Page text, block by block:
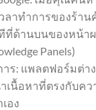
ลาทำการของร้าน
ที่ด้านบนของหน้า
Panels)
ร: แพลตฟอร์มต่าง
ำเนื้อหาที่ตรงกับค
อง